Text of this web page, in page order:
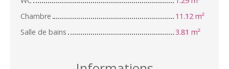
Chambre
11.12 m²
Salle de bains
3.81 m²